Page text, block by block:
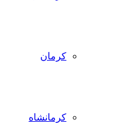
کرمان
کرمانشاه